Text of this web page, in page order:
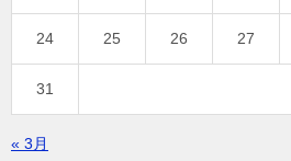
24 25 26 27
31
« 3月